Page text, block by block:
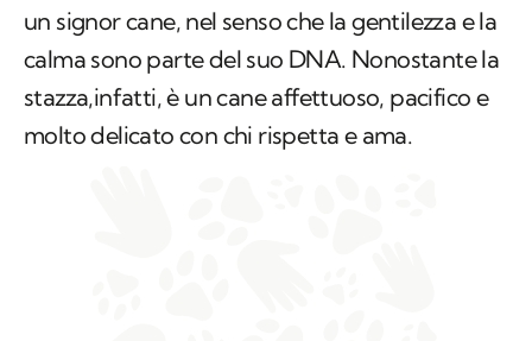
un signor cane, nel senso che la gentilezza e la
calma sono parte del suo DNA. Nonostante la
stazza,infatti, è un cane affettuoso, pacifico e
molto delicato con chi rispetta e ama.